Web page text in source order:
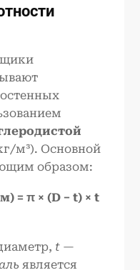
м³). Основной
образом:
= π × (D − t) × t
t —
является